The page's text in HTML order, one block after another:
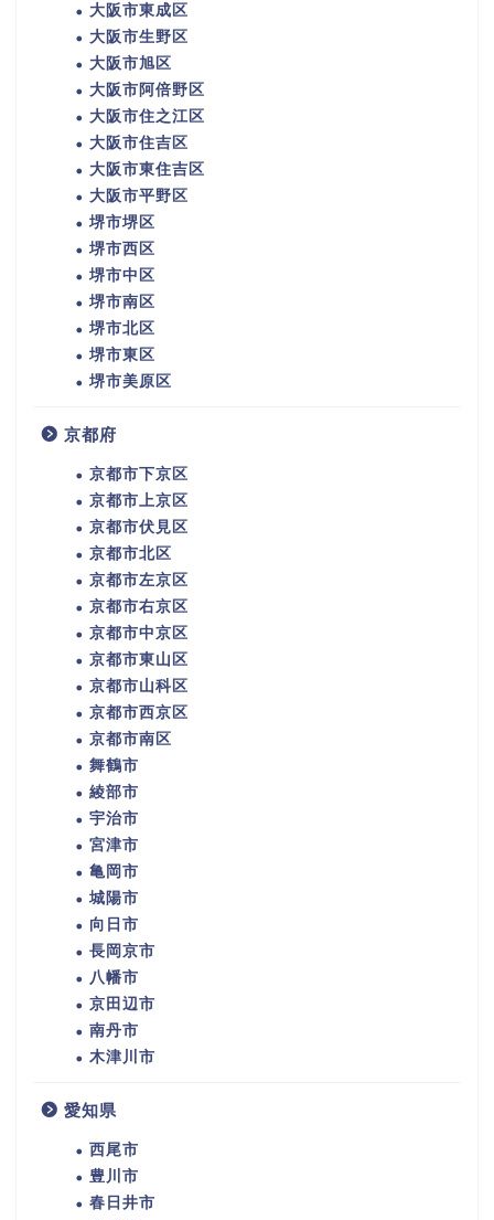
大阪市東成区
大阪市生野区
大阪市旭区
大阪市阿倍野区
大阪市住之江区
大阪市住吉区
大阪市東住吉区
大阪市平野区
堺市堺区
堺市西区
堺市中区
堺市南区
堺市北区
堺市東区
堺市美原区
京都府
京都市下京区
京都市上京区
京都市伏見区
京都市北区
京都市左京区
京都市右京区
京都市中京区
京都市東山区
京都市山科区
京都市西京区
京都市南区
舞鶴市
綾部市
宇治市
宮津市
亀岡市
城陽市
向日市
長岡京市
八幡市
京田辺市
南丹市
木津川市
愛知県
西尾市
豊川市
春日井市